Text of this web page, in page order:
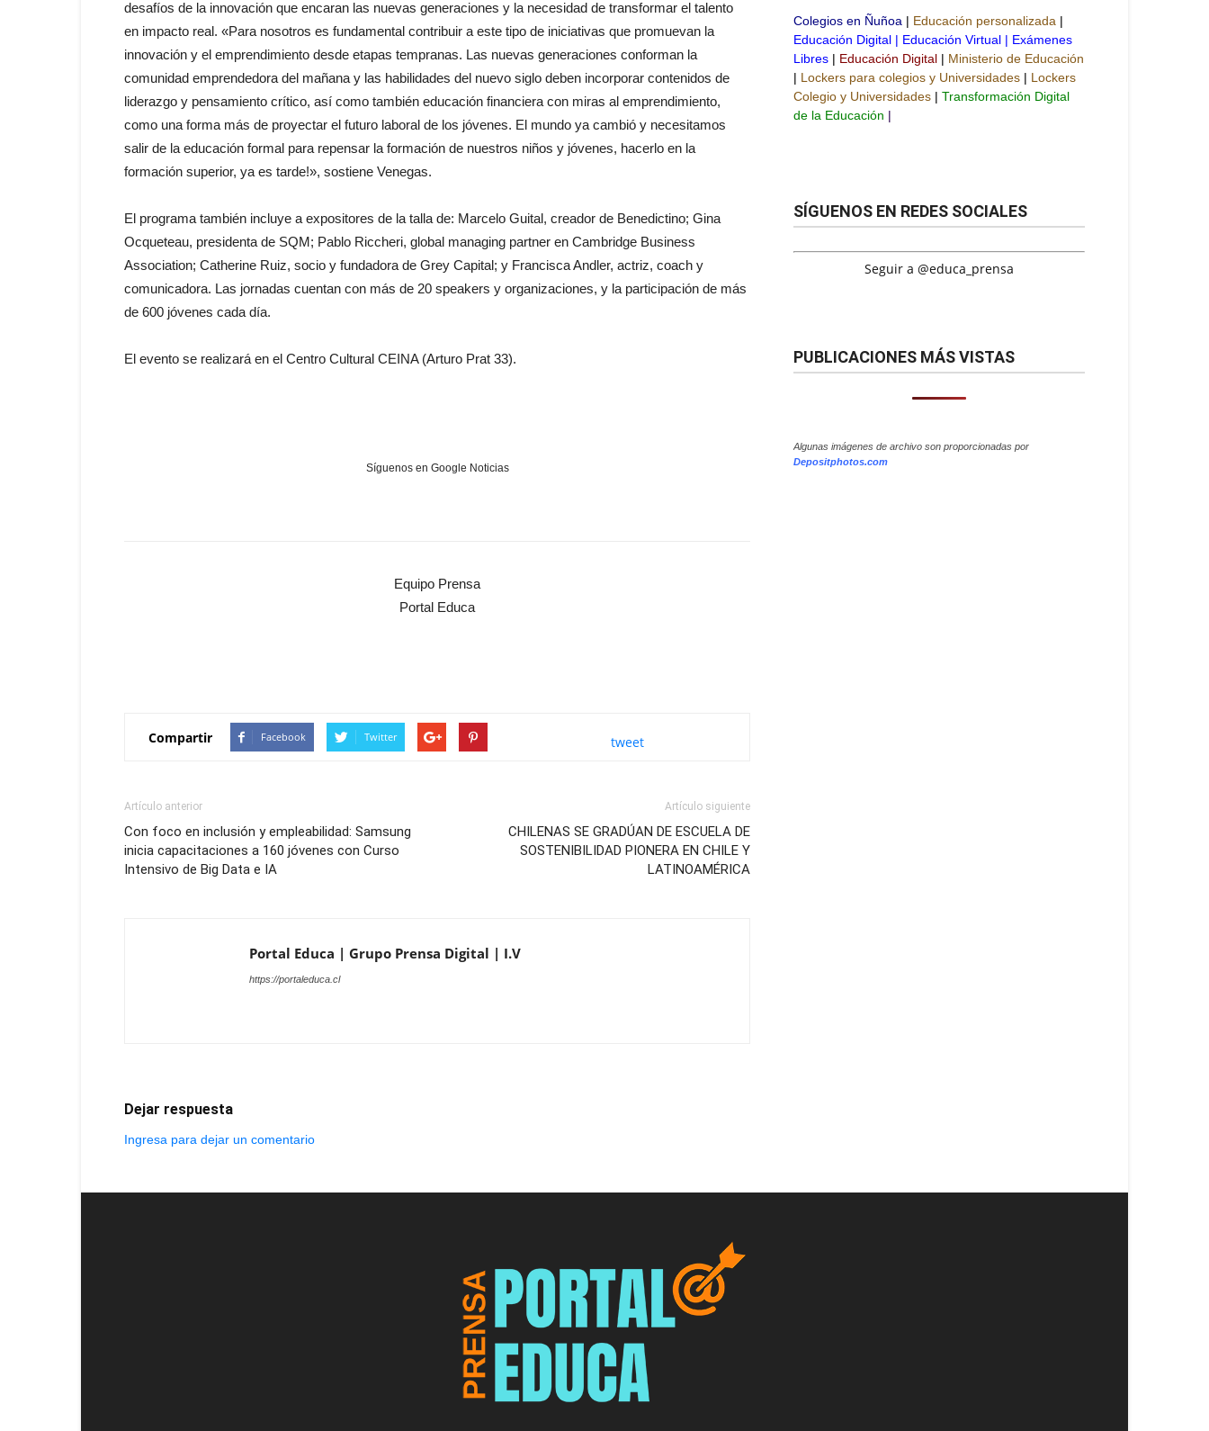
desafíos de la innovación que encaran las nuevas generaciones y la necesidad de transformar el talento
en impacto real. «Para nosotros es fundamental contribuir a este tipo de iniciativas que promuevan la
innovación y el emprendimiento desde etapas tempranas. Las nuevas generaciones conforman la
comunidad emprendedora del mañana y las habilidades del nuevo siglo deben incorporar contenidos de
liderazgo y pensamiento crítico, así como también educación financiera con miras al emprendimiento,
como una forma más de proyectar el futuro laboral de los jóvenes. El mundo ya cambió y necesitamos
salir de la educación formal para repensar la formación de nuestros niños y jóvenes, hacerlo en la
formación superior, ya es tarde!», sostiene Venegas.
El programa también incluye a expositores de la talla de: Marcelo Guital, creador de Benedictino; Gina
Ocqueteau, presidenta de SQM; Pablo Riccheri, global managing partner en Cambridge Business
Association; Catherine Ruiz, socio y fundadora de Grey Capital; y Francisca Andler, actriz, coach y
comunicadora. Las jornadas cuentan con más de 20 speakers y organizaciones, y la participación de más
de 600 jóvenes cada día.
El evento se realizará en el Centro Cultural CEINA (Arturo Prat 33).
Síguenos en Google Noticias
Equipo Prensa
Portal Educa
Compartir Facebook Twitter tweet
Artículo anterior
Con foco en inclusión y empleabilidad: Samsung
inicia capacitaciones a 160 jóvenes con Curso
Intensivo de Big Data e IA
Artículo siguiente
CHILENAS SE GRADÚAN DE ESCUELA DE
SOSTENIBILIDAD PIONERA EN CHILE Y
LATINOAMÉRICA
Portal Educa | Grupo Prensa Digital | I.V
https://portaleduca.cl
Dejar respuesta
Ingresa para dejar un comentario
Colegios en Ñuñoa | Educación personalizada |
Educación Digital | Educación Virtual | Exámenes
Libres | Educación Digital | Ministerio de Educación
| Lockers para colegios y Universidades | Lockers
Colegio y Universidades | Transformación Digital
de la Educación |
SÍGUENOS EN REDES SOCIALES
Seguir a @educa_prensa
PUBLICACIONES MÁS VISTAS
Algunas imágenes de archivo son proporcionadas por
Depositphotos.com